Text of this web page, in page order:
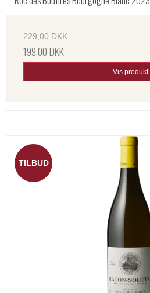
229,00 DKK
199,00 DKK
Vis produkt
TILBUD